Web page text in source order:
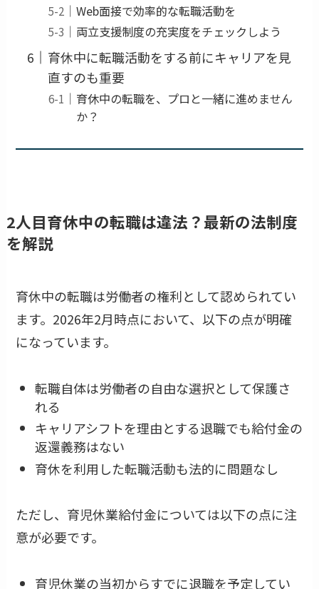
Web面接で効率的な転職活動を
両立支援制度の充実度をチェックしよう
育休中に転職活動をする前にキャリアを見
直すのも重要
育休中の転職を、プロと一緒に進めません
か？
2人目育休中の転職は違法？最新の法制度
を解説
育休中の転職は労働者の権利として認められてい
ます。2026年2月時点において、以下の点が明確
になっています。
転職自体は労働者の自由な選択として保護さ
れる
キャリアシフトを理由とする退職でも給付金の
返還義務はない
育休を利用した転職活動も法的に問題なし
ただし、育児休業給付金については以下の点に注
意が必要です。
育児休業の当初からすでに退職を予定してい